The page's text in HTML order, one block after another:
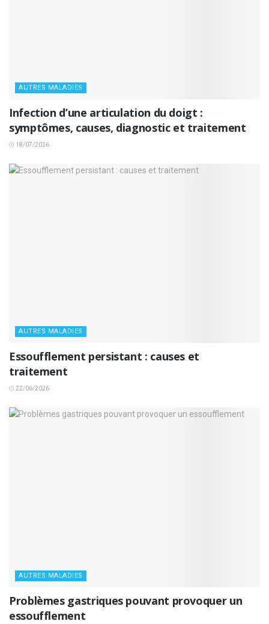
AUTRES MALADIES
Infection d’une articulation du doigt :
symptômes, causes, diagnostic et traitement
18/07/2026
AUTRES MALADIES
Essoufflement persistant : causes et
traitement
22/06/2026
AUTRES MALADIES
Problèmes gastriques pouvant provoquer un
essoufflement